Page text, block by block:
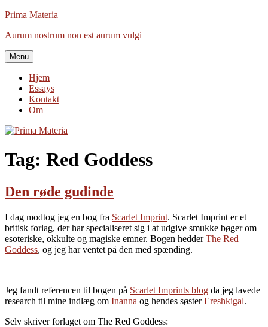
Videre
indhold
Prima Materia
Aurum nostrum non est aurum vulgi
Menu
Hjem
Essays
Kontakt
Om
Tag: Red Goddess
Den røde gudinde
I dag modtog jeg en bog fra Scarlet Imprint. Scarlet Imprint er et
britisk forlag, der har specialiseret sig i at udgive smukke bøger om
esoteriske, okkulte og magiske emner. Bogen hedderThe Red
Goddess, og jeg har ventet på den med spænding.
Jeg fandt referencen til bogen på Scarlet Imprints blog da jeg lavede
research til mine indlæg om Inanna og hendes søsterEreshkigal.
Selv skriver forlaget om The Red Goddess: